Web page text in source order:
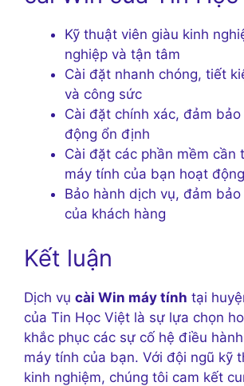
Kỹ thuật viên giàu kinh
nghiệp và tận tâm
Cài đặt nhanh chóng, tiết
và công sức
Cài đặt chính xác, đảm
động ổn định
Cài đặt các phần mềm cần
máy tính của bạn hoạt
Bảo hành dịch vụ, đảm
của khách hàng
Kết luận
Dịch vụ cài Win máy tính tại
của Tin Học Việt là sự lựa chọn
khắc phục các sự cố hệ điều
máy tính của bạn. Với đội ngũ kỹ
kinh nghiệm, chúng tôi cam kết